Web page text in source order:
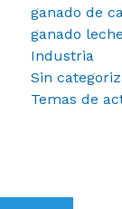
ganado de
ganado
Industria
Sin
Temas de